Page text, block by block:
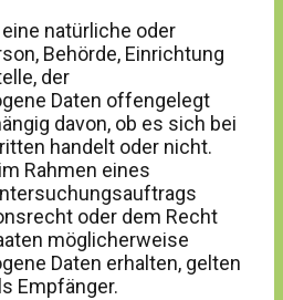
natürliche oder
Behörde, Einrichtung
der
Daten offengelegt
davon, ob es sich bei
handelt oder nicht.
Rahmen eines
oder dem Recht
möglicherweise
Daten erhalten, gelten
Empfänger.